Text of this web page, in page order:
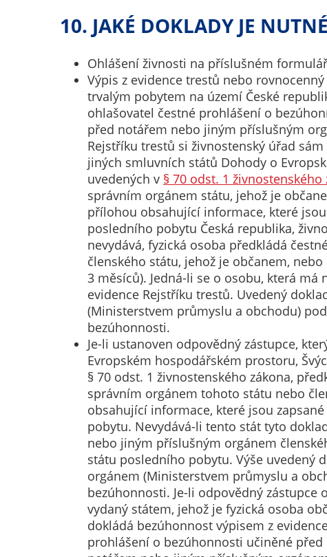
10. JAKÉ DOKLADY JE
Ohlášení živnosti na příslušném
Výpis z evidence trestů nebo
trvalým pobytem na území České
ohlašovatel čestné prohlášení o
před notářem nebo jiným příslušným
Rejstříku trestů si živnostenský úřad
jiných smluvních států Dohody o
uvedených v § 70 odst. 1 živnostenského
správním orgánem státu, jehož je
přílohou obsahující informace, které
posledního pobytu Česká republika,
nevydává, fyzická osoba předkládá
členského státu, jehož je občanem,
3 měsíců). Jedná-li se o osobu, která
evidence Rejstříku trestů. Uvedený
(Ministerstvem průmyslu a obchodu)
bezúhonnosti.
Je-li ustanoven odpovědný zástupce,
Evropském hospodářském prostoru,
§ 70 odst. 1 živnostenského zákona,
správním orgánem tohoto státu nebo
obsahující informace, které jsou
pobytu. Nevydává-li tento stát tyto
nebo jiným příslušným orgánem
státu posledního pobytu. Výše uvedený
orgánem (Ministerstvem průmyslu a
bezúhonnosti. Je-li odpovědný
vydaný státem, jehož je fyzická osoba
dokládá bezúhonnost výpisem z
prohlášení o bezúhonnosti učiněné